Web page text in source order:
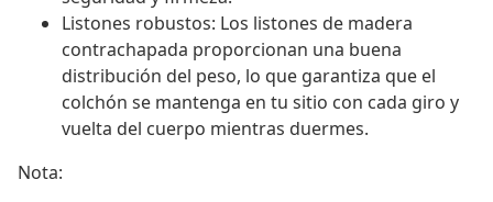
Listones robustos: Los listones de madera
contrachapada proporcionan una buena
distribución del peso, lo que garantiza que el
colchón se mantenga en tu sitio con cada giro y
vuelta del cuerpo mientras duermes.
Nota: